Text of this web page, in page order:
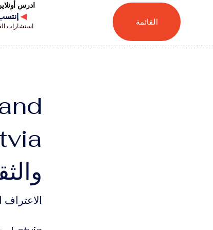
ادرس
◀
استشارات القبول: 📞 القائمة
الاعتراف